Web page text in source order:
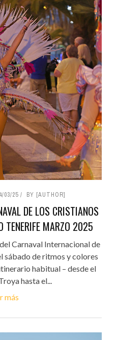
03/25 BY [AUTHOR]
DE LOS CRISTIANOS
TENERIFE MARZO 2025
Carnaval Internacional de
sábado de ritmos y colores
habitual – desde el
hasta el...
más